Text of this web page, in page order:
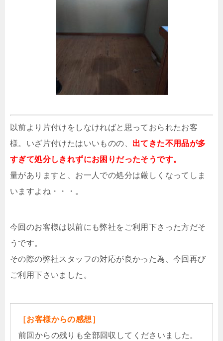
以前より片付けをしなければと思っておられたお客
様。いざ片付けたはいいものの、 出てきた不用品が多
すぎて処分しきれずにお困りだったそうです。
量がありますと、お一人での処分は厳しくなってしま
いますよね・・・。
今回のお客様は以前にも弊社をご利用下さった方だそ
うです。
その際の弊社スタッフの対応が良かった為、今回再び
ご利用下さいました。
［お客様からの感想］
前回からの残りも全部回収してくださいました。